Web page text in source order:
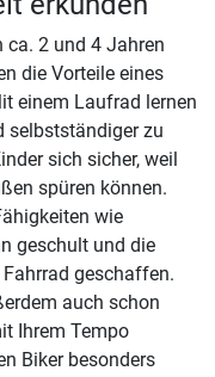
ca. 2 und 4 Jahren
die Vorteile eines
einem Laufrad lernen
selbstständiger zu
sich sicher, weil
spüren können.
wie
geschult und die
geschaffen.
auch schon
Ihrem Tempo
Biker besonders